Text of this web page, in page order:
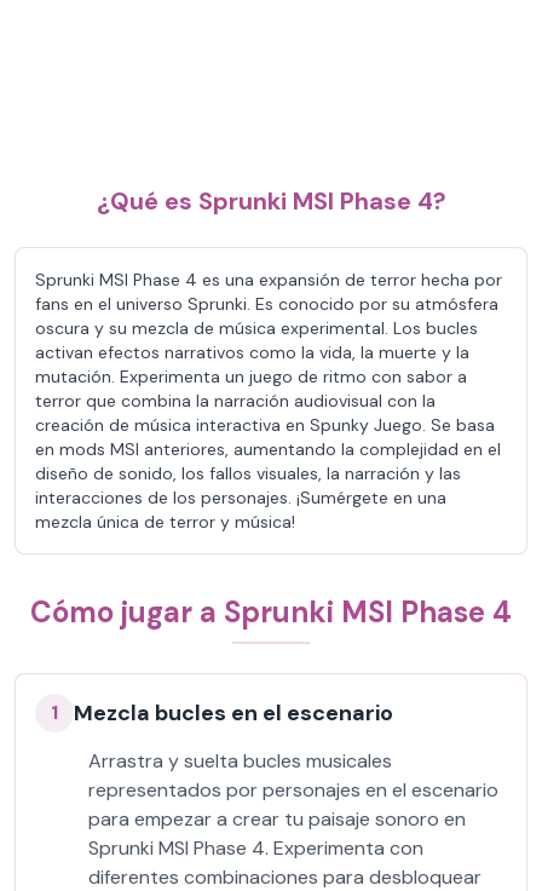
¿Qué es Sprunki MSI Phase 4?
Sprunki MSI Phase 4 es una expansión de terror hecha por
fans en el universo Sprunki. Es conocido por su atmósfera
oscura y su mezcla de música experimental. Los bucles
activan efectos narrativos como la vida, la muerte y la
mutación. Experimenta un juego de ritmo con sabor a
terror que combina la narración audiovisual con la
creación de música interactiva en Spunky Juego. Se basa
en mods MSI anteriores, aumentando la complejidad en el
diseño de sonido, los fallos visuales, la narración y las
interacciones de los personajes. ¡Sumérgete en una
mezcla única de terror y música!
Cómo jugar a Sprunki MSI Phase 4
1 Mezcla bucles en el escenario
Arrastra y suelta bucles musicales
representados por personajes en el escenario
para empezar a crear tu paisaje sonoro en
Sprunki MSI Phase 4. Experimenta con
diferentes combinaciones para desbloquear